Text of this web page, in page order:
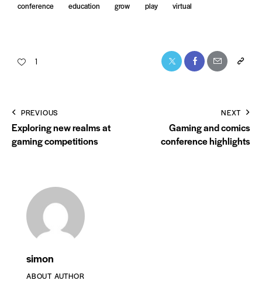
conference education grow play virtual
1
PREVIOUS
Exploring new realms at
gaming competitions
NEXT
Gaming and comics
conference highlights
simon
ABOUT AUTHOR